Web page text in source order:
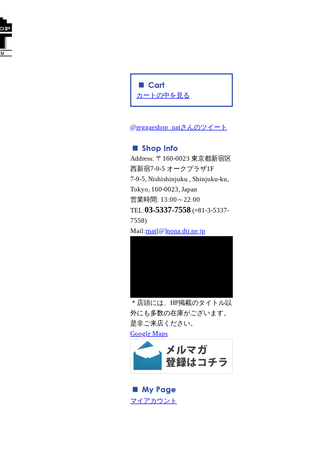
カートの中を見る
@reggaeshop_natさんのツイート
Address: 〒160-0023 東京都新宿区
西新宿7-9-5 オークプラザ1F
7-9-5, Nishishinjuku , Shinjuku-ku,
Tokyo, 160-0023, Japan
営業時間: 13:00～22:00
TEL:03-5337-7558 (+81-3-5337-
7558)
Mail:rnat[@]nona.dti.ne.jp
＊店頭には、HP掲載のタイトル以
外にも多数の在庫がございます。
是非ご来店ください。
Google Maps
マイアカウント